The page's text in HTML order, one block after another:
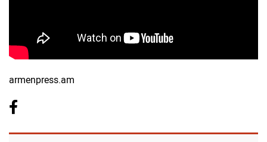
armenpress.am